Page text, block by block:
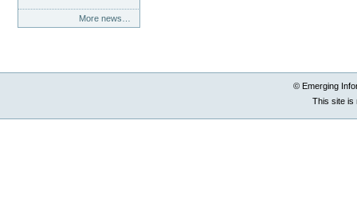
More news…
© Emerging
This site is